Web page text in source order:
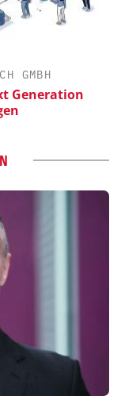
GMBH
Generation